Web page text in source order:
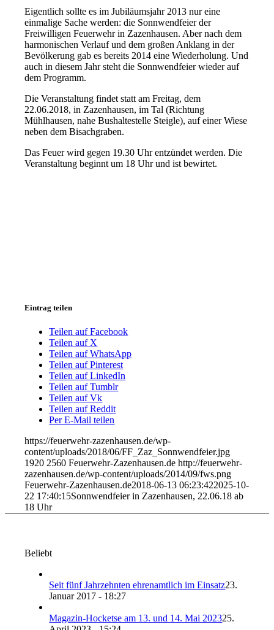
Eigentlich sollte es im Jubiläumsjahr 2013 nur eine
einmalige Sache werden: die Sonnwendfeier der
Freiwilligen Feuerwehr in Zazenhausen. Aber nach dem
harmonischen Verlauf und dem großen Anklang in der
Bevölkerung gab es bereits 2014 eine Wiederholung. Und
auch in diesem Jahr steht die Sonnwendfeier wieder auf
dem Programm.
Die Veranstaltung findet statt am Freitag, dem
22.06.2018, in Zazenhausen, im Tal (Richtung
Mühlhausen, nahe Bushaltestelle Steigle), auf einer Wiese
neben dem Bisachgraben.
Das Feuer wird gegen 19.30 Uhr entzündet werden. Die
Veranstaltung beginnt um 18 Uhr und ist bewirtet.
Eintrag teilen
Teilen auf Facebook
Teilen auf X
Teilen auf WhatsApp
Teilen auf Pinterest
Teilen auf LinkedIn
Teilen auf Tumblr
Teilen auf Vk
Teilen auf Reddit
Per E-Mail teilen
https://feuerwehr-zazenhausen.de/wp-
content/uploads/2018/06/FF_Zaz_Sonnwendfeier.jpg
1920 2560 Feuerwehr-Zazenhausen.de http://feuerwehr-
zazenhausen.de/wp-content/uploads/2014/09/fws.png
Feuerwehr-Zazenhausen.de2018-06-13 06:23:422025-10-
22 17:40:15Sonnwendfeier in Zazenhausen, 22.06.18 ab
18 Uhr
Beliebt
Seit fünf Jahrzehnten ehrenamtlich im Einsatz23.
Januar 2017 - 18:27
Magazin-Hocketse am 13. und 14. Mai 202325.